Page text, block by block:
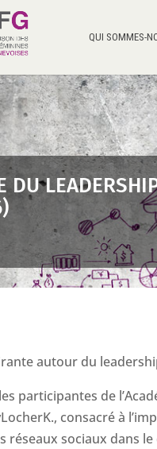
QUI SOMMES-
DU
autour du
participantes de
consacré à
réseaux sociaux dans